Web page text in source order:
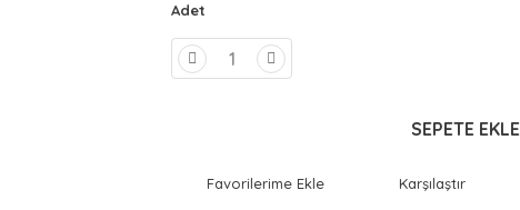
Adet
SEPETE EKLE
Karşılaştır